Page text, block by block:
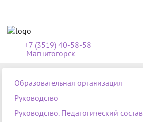
+7 (3519) 40-58-58
Магнитогорск
Образовательная организация
Руководство
Руководство. Педагогический состав